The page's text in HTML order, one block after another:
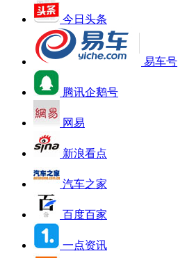
今日头条
易车号
腾讯企鹅号
网易
新浪看点
汽车之家
百度百家
一点资讯